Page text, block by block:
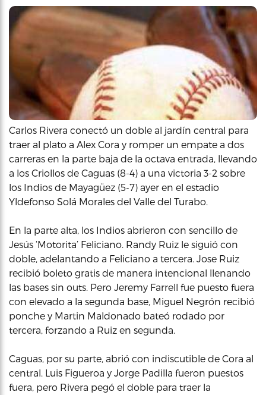
Carlos Rivera conectó un doble al jardín central para
traer al plato a Alex Cora y romper un empate a dos
carreras en la parte baja de la octava entrada, llevando
a los Criollos de Caguas (8-4) a una victoria 3-2 sobre
los Indios de Mayagüez (5-7) ayer en el estadio
Yldefonso Solá Morales del Valle del Turabo.
En la parte alta, los Indios abrieron con sencillo de
Jesús ‘Motorita’ Feliciano. Randy Ruiz le siguió con
doble, adelantando a Feliciano a tercera. Jose Ruiz
recibió boleto gratis de manera intencional llenando
las bases sin outs. Pero Jeremy Farrell fue puesto fuera
con elevado a la segunda base, Miguel Negrón recibió
ponche y Martin Maldonado bateó rodado por
tercera, forzando a Ruiz en segunda.
Caguas, por su parte, abrió con indiscutible de Cora al
central. Luis Figueroa y Jorge Padilla fueron puestos
fuera, pero Rivera pegó el doble para traer la